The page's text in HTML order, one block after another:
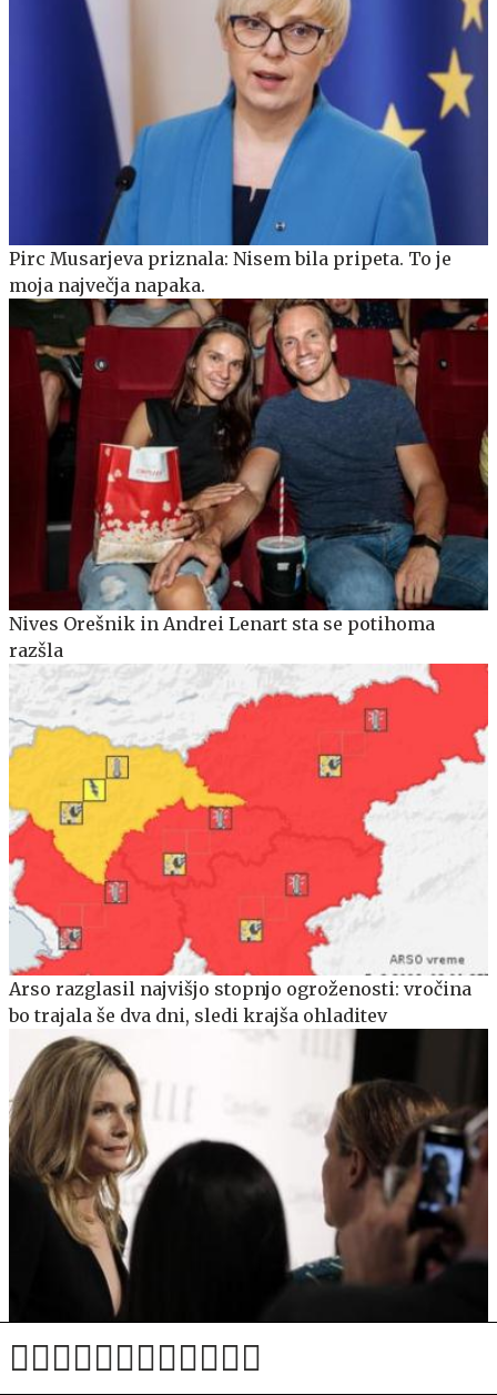
Pirc Musarjeva priznala: Nisem bila pripeta. To je
moja največja napaka.
Nives Orešnik in Andrei Lenart sta se potihoma
razšla
Arso razglasil najvišjo stopnjo ogroženosti: vročina
bo trajala še dva dni, sledi krajša ohladitev
Michelle Pfeiffer presenetila: Nikoli več ne želim